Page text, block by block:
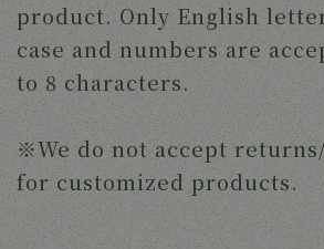
product. Only English
case and numbers are
to 8 characters.
※We do not accept
for customized products.